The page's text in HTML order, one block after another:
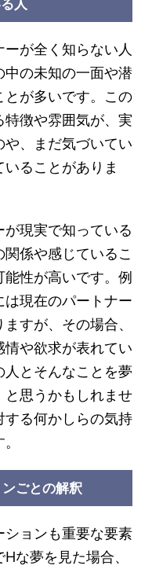
人
が全く知らない人
中の未知の一面や潜
が多いです。この
徴や雰囲気が、実
、まだ気づいてい
ることがありま
現実で知っている
係や感じているこ
性が高いです。例
は現在のパートナー
すが、その場合、
や欲求が表れてい
人とそんなことを夢
と思うかもしれませ
する何かしらの気持
ごとの解釈
ションも重要な要素
な夢を見た場合、